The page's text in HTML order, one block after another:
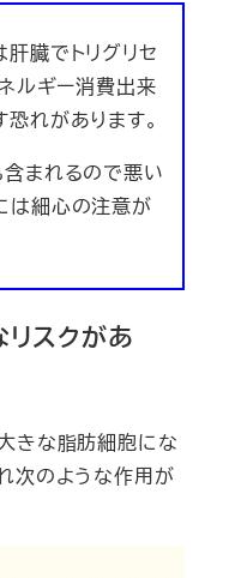
臓でトリグリセ
ルギー消費出来
れがあります。
まれるので悪い
は細心の注意が
スクがあ
きな脂肪細胞にな
次のような作用が